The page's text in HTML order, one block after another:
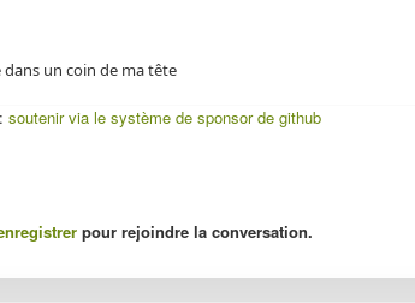
un coin de ma tête
soutenir via le système de sponsor de github
pour rejoindre la conversation.